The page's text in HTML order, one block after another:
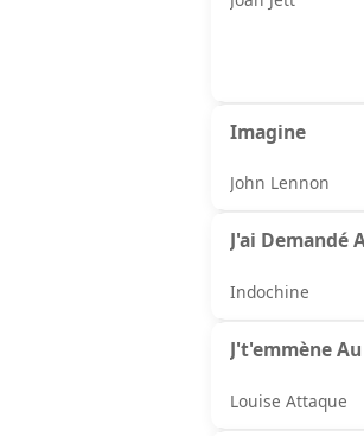
Imagine
John Lennon
J'ai Demandé
Indochine
J't'emmène
Louise Attaque